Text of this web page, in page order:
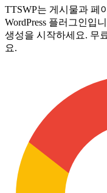
TTSWP는 게시물과 페
WordPress 플러그인입
생성을 시작하세요. 무
요.